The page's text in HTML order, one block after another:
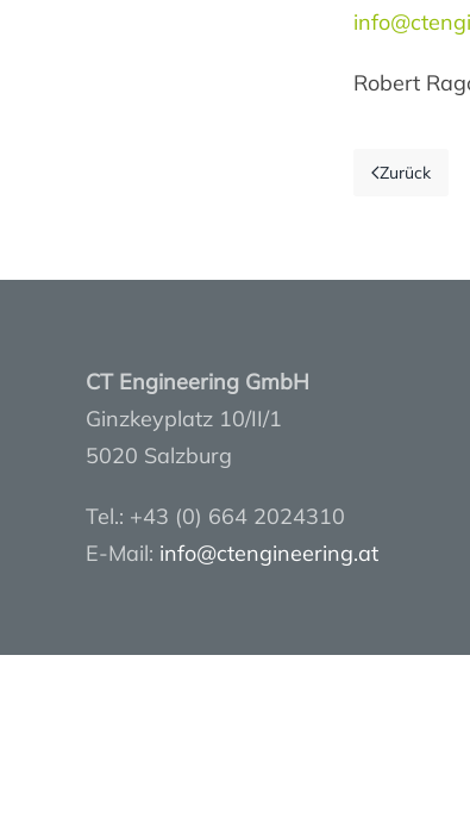
Robert
Zurück
CT Engineering GmbH
Ginzkeyplatz 10/II/1
5020 Salzburg
Tel.: +43 (0) 664 2024310
E-Mail: info@ctengineering.at